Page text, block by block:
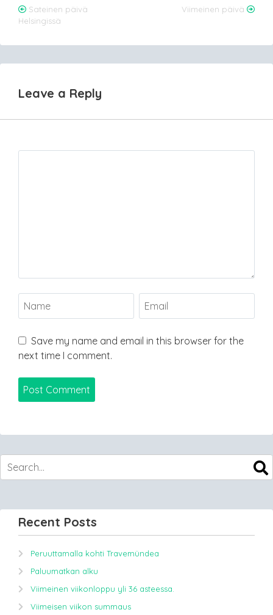
Post
navigation
Sateinen päivä
Helsingissä
Viimeinen päivä
Leave a Reply
Save my name and email in this browser for the
next time I comment.
Recent Posts
Peruuttamalla kohti Travemündea
Paluumatkan alku
Viimeinen viikonloppu yli 36 asteessa.
Viimeisen viikon summaus